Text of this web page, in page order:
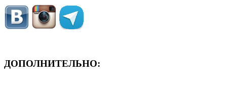
ДОПОЛНИТЕЛЬНО: